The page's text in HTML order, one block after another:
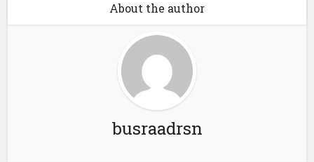
About the author
busraadrsn